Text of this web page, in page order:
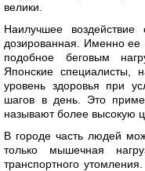
велики.
Наилучшее воздействие
дозированная. Именно ее
подобное беговым
Японские специалисты,
уровень здоровья при
шагов в день. Это
называют более высокую
В городе часть людей
только мышечная
транспортного